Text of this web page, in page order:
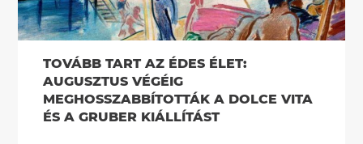
TOVÁBB TART AZ ÉDES ÉLET:
AUGUSZTUS VÉGÉIG
MEGHOSSZABBÍTOTTÁK A DOLCE VITA
ÉS A GRUBER KIÁLLÍTÁST